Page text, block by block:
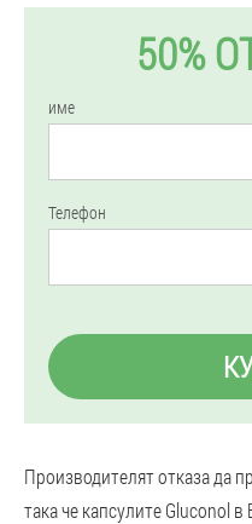
50%
име
Телефон
Производителят отказа да
така че капсулите Gluconol